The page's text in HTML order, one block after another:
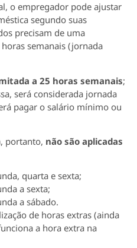
o empregador pode ajustar
segundo suas
precisam de uma
semanais (jornada
a 25 horas semanais;
será considerada jornada
pagar o salário mínimo ou
portanto, não são aplicadas
quarta e sexta;
a sexta;
a sábado.
de horas extras (ainda
a hora extra na